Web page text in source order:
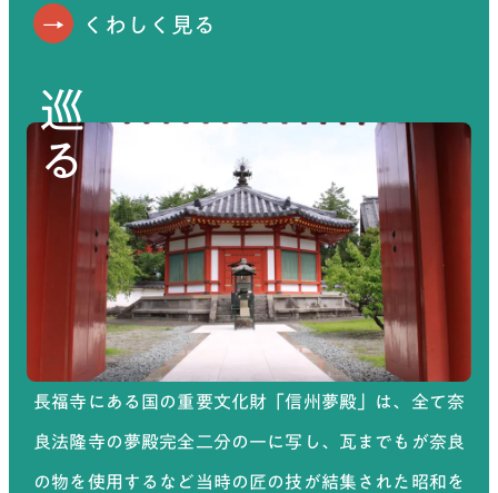
くわしく見る
巡る
長福寺にある国の重要文化財「信州夢殿」は、全て奈
良法隆寺の夢殿完全二分の一に写し、瓦までもが奈良
の物を使用するなど当時の匠の技が結集された昭和を